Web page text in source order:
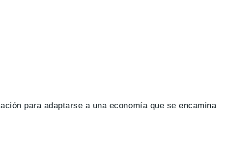
para adaptarse a una economía que se encamina